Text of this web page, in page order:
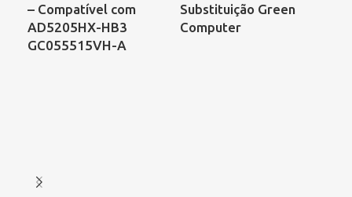
– Compatível com
AD5205HX-HB3
GC055515VH-A
Substituição Green
Computer